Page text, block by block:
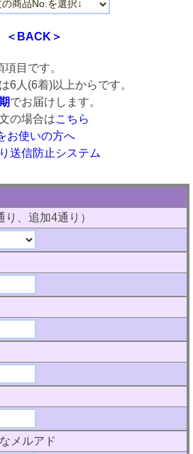
＜BACK＞
項目です。
6人(6着)以上からです。
でお届けします。
の場合はこちら
お使いの方へ
送信防止システム
、追加4通り）
メルアド